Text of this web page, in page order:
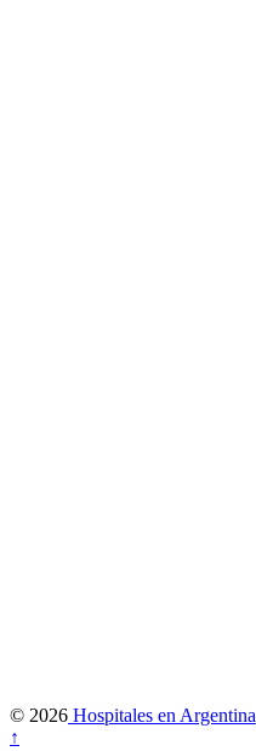
© 2026 Hospitales en Argentina
↑